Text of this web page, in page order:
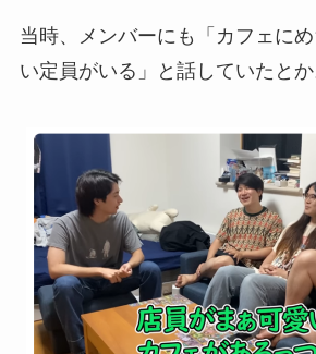
当時、メンバーにも「カフェに
い定員がいる」と話していたとか